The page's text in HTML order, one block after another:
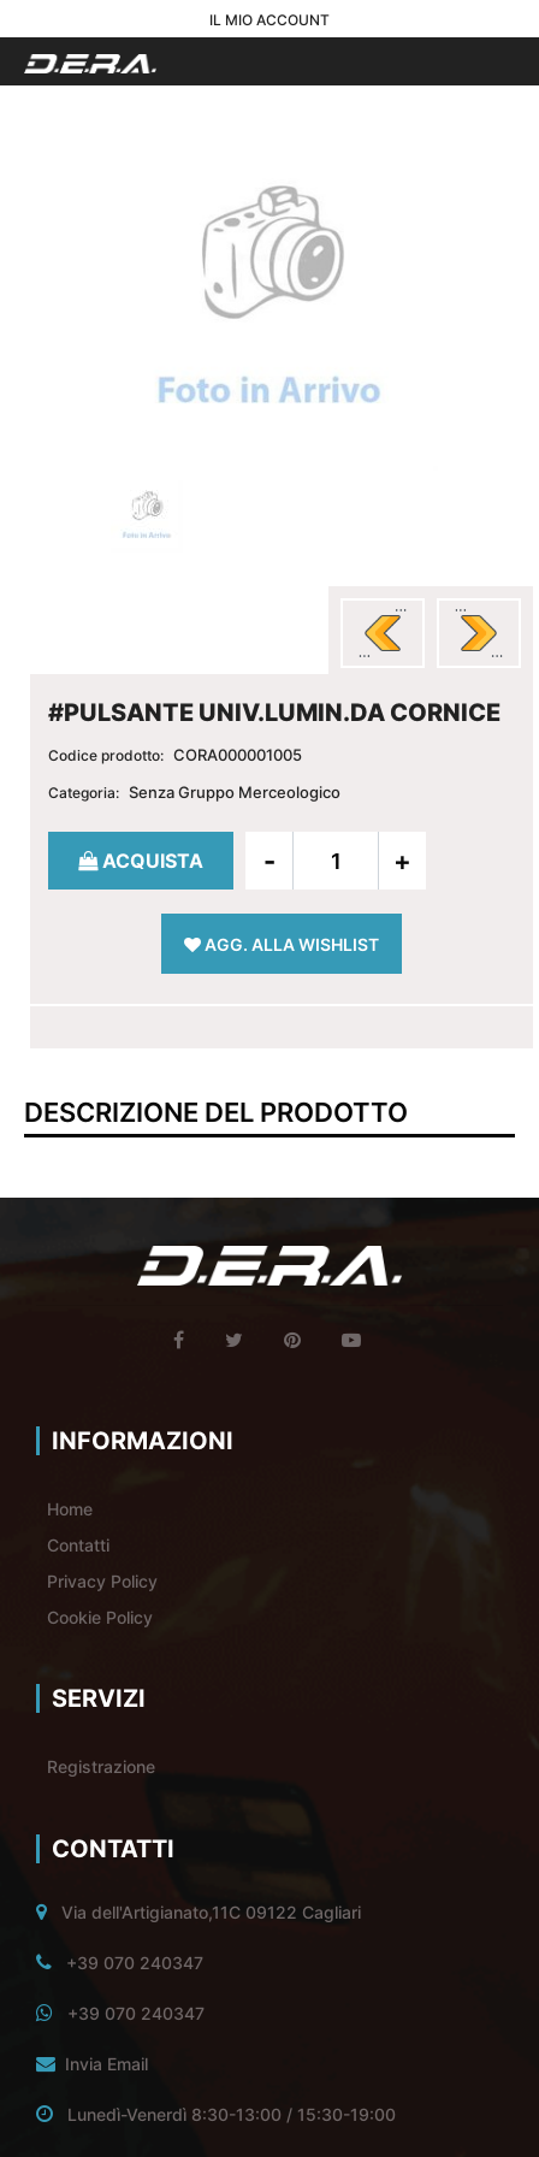
IL MIO ACCOUNT
#PULSANTE UNIV.LUMIN.DA CORNICE
Codice prodotto: CORA000001005
Categoria: Senza Gruppo Merceologico
Quantità
ACQUISTA
AGG. ALLA WISHLIST
DESCRIZIONE DEL PRODOTTO
INFORMAZIONI
Home
Contatti
Privacy Policy
Cookie Policy
SERVIZI
Registrazione
CONTATTI
Via dell'Artigianato,11C 09122 Cagliari
+39 070 240347
+39 070 240347
Invia Email
Lunedì-Venerdì 8:30-13:00 / 15:30-19:00